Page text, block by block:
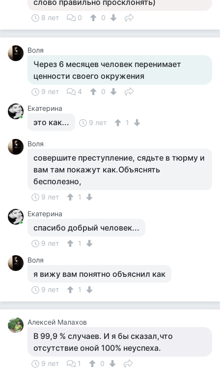
слово правильно просклонять)
8 лет 0 0
Воля
Через 6 месяцев человек перенимает
ценности своего окружения
9 лет 4
0
Екатерина
это как... 9 лет 1
Воля
совершите преступление, сядьте в тюрму и
вам там покажут как.Объяснять
бесполезно,
9 лет
1
Екатерина
спасибо добрый человек...
9 лет
1
Воля
я вижу вам понятно объяснил как
9 лет 1
Алексей Малахов
В 99,9 % случаев. И я бы сказал,что
отсутствие оной 100% неуспеха.
9 лет 1
0